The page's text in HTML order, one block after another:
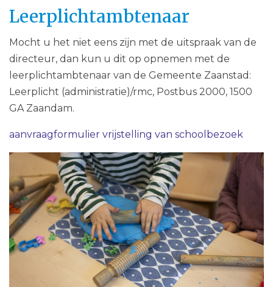
Leerplichtambtenaar
Mocht u het niet eens zijn met de uitspraak van de
directeur, dan kun u dit op opnemen met de
leerplichtambtenaar van de Gemeente Zaanstad:
Leerplicht (administratie)/rmc, Postbus 2000, 1500
GA Zaandam.
aanvraagformulier vrijstelling van schoolbezoek